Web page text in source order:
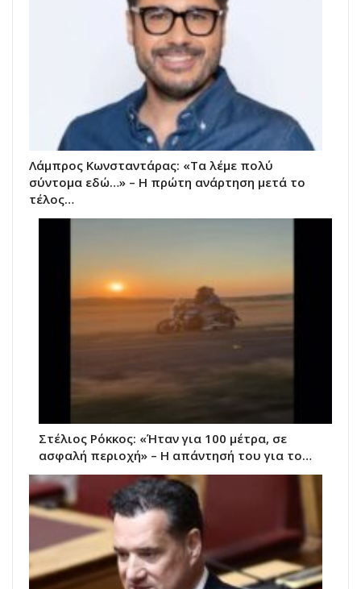
Λάμπρος Κωνσταντάρας: «Τα λέμε πολύ
σύντομα εδώ…» – Η πρώτη ανάρτηση μετά το
τέλος…
Στέλιος Ρόκκος: «Ήταν για 100 μέτρα, σε
ασφαλή περιοχή» – Η απάντησή του για το…